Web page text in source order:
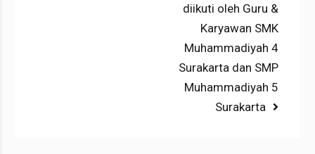
diikuti oleh Guru &
Karyawan SMK
Muhammadiyah 4
Surakarta dan SMP
Muhammadiyah 5
Surakarta